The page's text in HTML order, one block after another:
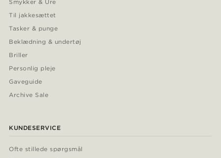
Smykker & Ure
Til jakkesættet
Tasker & punge
Beklædning & undertøj
Briller
Personlig pleje
Gaveguide
Archive Sale
KUNDESERVICE
Ofte stillede spørgsmål